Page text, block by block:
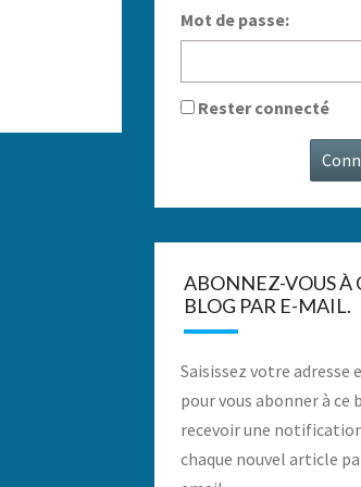
Mot de passe:
Rester connecté
ABONNEZ-VOUS À
BLOG PAR E-MAIL.
Saisissez votre adresse
pour vous abonner à ce
recevoir une
chaque nouvel article